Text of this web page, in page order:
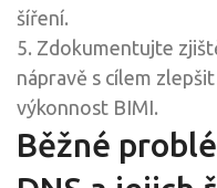
šíření.
5. Zdokumentujte
nápravě s cílem
výkonnost BIMI.
Běžné